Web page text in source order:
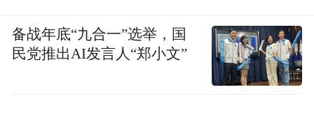
备战年底“九合一”选举，国
民党推出AI发言人“郑小文”